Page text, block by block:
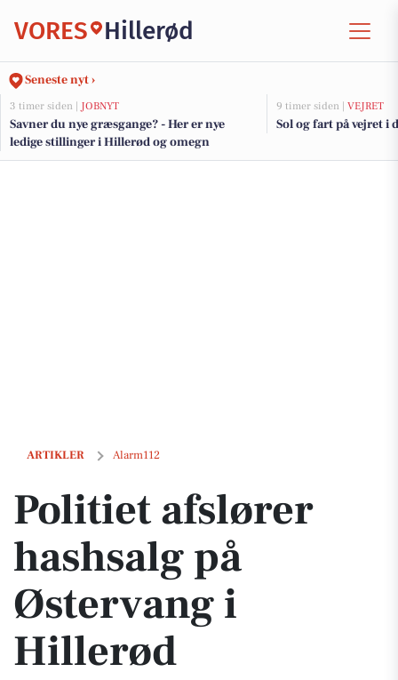
VORES Hillerød
Seneste nyt ›
3 timer siden | JOBNYT
Savner du nye græsgange? - Her er nye
ledige stillinger i Hillerød og omegn
9 timer siden | VEJRET
Sol og fart på vejret i
ARTIKLER Alarm112
Politiet afslører hashsalg på Østervang i Hillerød
Politiet afslører
hashsalg på
Østervang i
Hillerød